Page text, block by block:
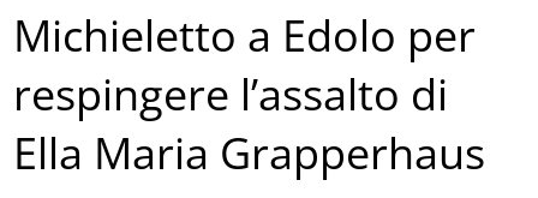
Michieletto a Edolo per
respingere l’assalto di
Ella Maria Grapperhaus